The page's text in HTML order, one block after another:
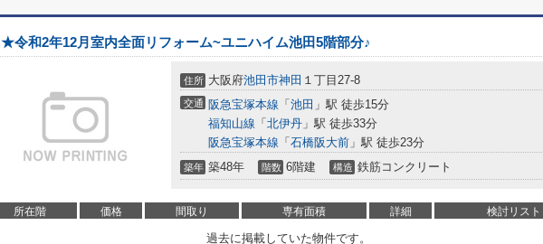
★令和2年12月室内全面リフォーム~ユニハイム池田5階部分♪
住所 大阪府池田市神田 １丁目27-8
交通 阪急宝塚本線 「 池田 」駅 徒歩15分
福知山線 「 北伊丹 」駅 徒歩33分
阪急宝塚本線 「 石橋阪大前 」駅 徒歩23分
築年 築48年 階数 6階建 構造 鉄筋コンクリート
所在階 価格 間取り 専有面積 詳細 検討リスト
過去に掲載していた物件です。